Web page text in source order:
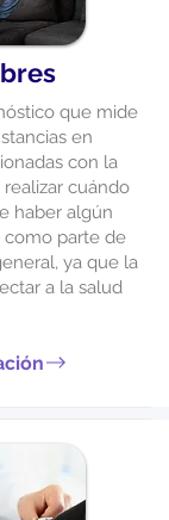
que mide
en
con la
cuándo
haber algún
parte de
ya que la
a la salud